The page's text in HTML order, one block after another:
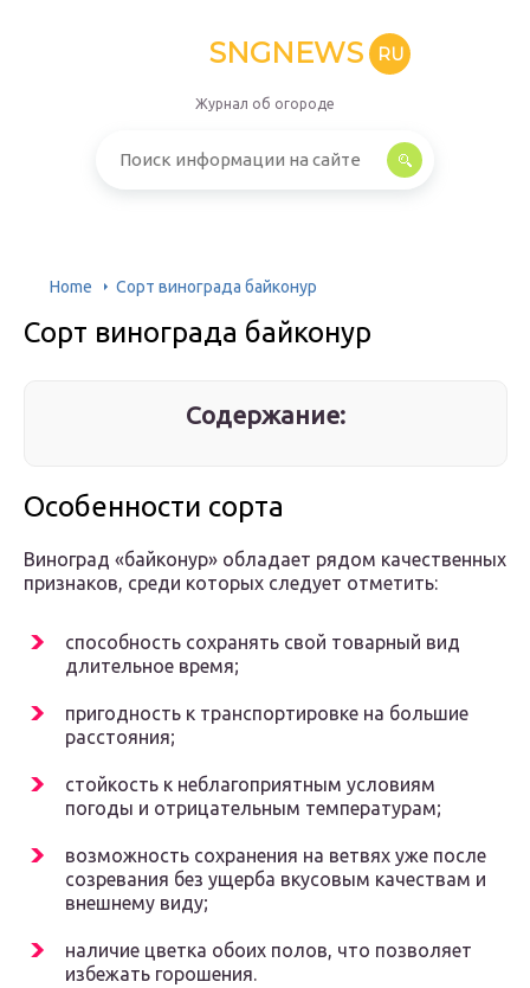
SNGNEWS RU
Журнал об огороде
Home Сорт винограда байконур
Сорт винограда байконур
Содержание:
Особенности сорта
Виноград «байконур» обладает рядом качественных
признаков, среди которых следует отметить:
способность сохранять свой товарный вид
длительное время;
пригодность к транспортировке на большие
расстояния;
стойкость к неблагоприятным условиям
погоды и отрицательным температурам;
возможность сохранения на ветвях уже после
созревания без ущерба вкусовым качествам и
внешнему виду;
наличие цветка обоих полов, что позволяет
избежать горошения.